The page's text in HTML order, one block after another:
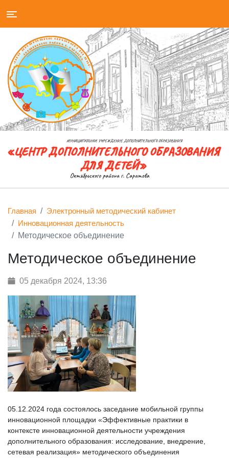
Главная
Электронный методический кабинет
Инновационная деятельность
Методическое объединение
Методическое объединение
05 декабря 2024, 13:36
05.12.2024 года состоялось заседание мобильной группы
инновационной площадки «Эффективные практики в
контексте инновационной деятельности учреждения
дополнительного образования: исследование, внедрение,
сетевая реализация» методического объединения